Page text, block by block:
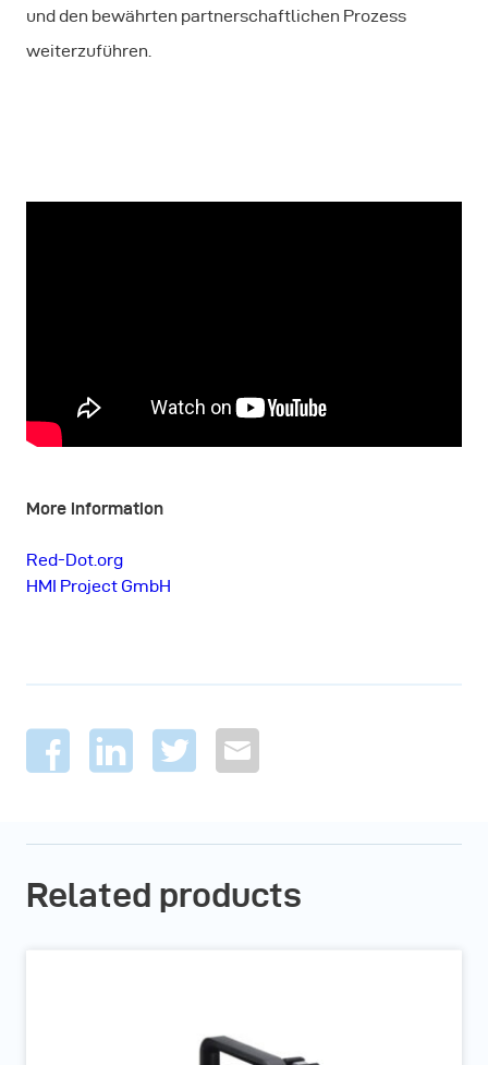
und den bewährten partnerschaftlichen Prozess
weiterzuführen.
More information
Red-Dot.org
HMI Project GmbH
Related products